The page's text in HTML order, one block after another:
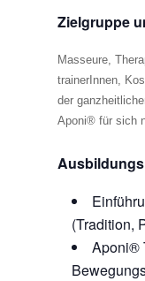
Zielgruppe
Masseure,
trainerInnen,
der
Aponi® für sich
(Tradition,
Aponi®